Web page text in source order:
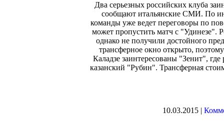
Два серьезных российских клуба
сообщают итальянские СМИ. По
команды уже ведет переговоры по
может пропустить матч с "Удинезе".
однако не получили достойного
трансферное окно открыто,
Каладзе заинтересованы "Зенит",
казанский "Рубин". Трансферная
10.03.2015 |